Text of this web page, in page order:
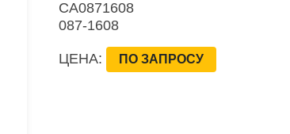
CA0871608
087-1608
ЦЕНА: ПО ЗАПРОСУ